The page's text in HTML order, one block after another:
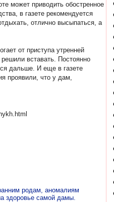
может приводить обостренное
в газете рекомендуется
отлично высыпаться, а
от приступа утренней
вставать. Постоянно
дальше. И еще в газете
проявили, что у дам,
родам, аномалиям
здоровье самой дамы.